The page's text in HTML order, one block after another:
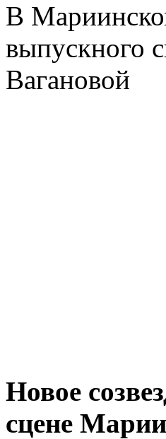
В
выпускного
Вагановой
Новое
сцене